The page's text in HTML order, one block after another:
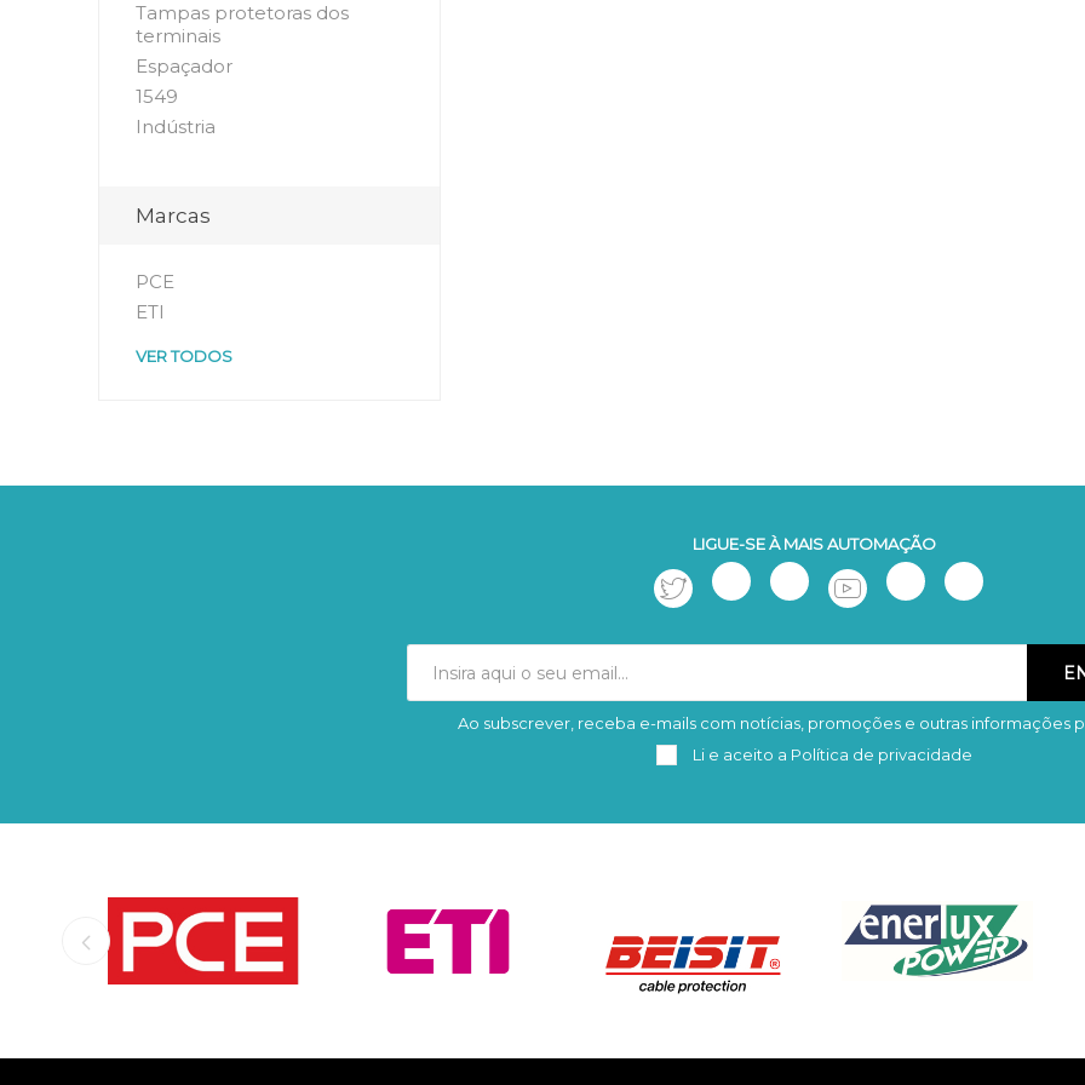
Tampas protetoras dos
terminais
Espaçador
1549
Indústria
Marcas
PCE
ETI
VER TODOS
LIGUE-SE À MAIS AUTOMAÇÃO
Subscrever Remover
Ao subscrever, receba e-mails com notícias, promoções e outras informações
Li e aceito a Política de privacidade